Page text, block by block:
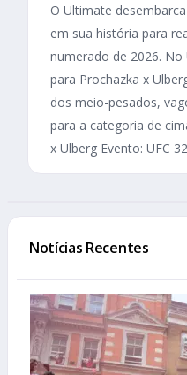
O Ultimate
em sua história para
numerado de 2026. No
para Prochazka x
dos meio-pesados,
para a categoria de
x Ulberg Evento: UFC
Notícias Recentes